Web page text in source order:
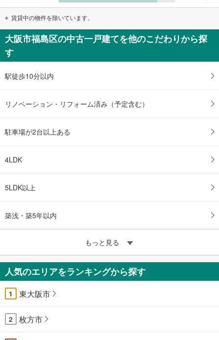
賃貸中の物件を除いています。
大阪市福島区の中古一戸建てを他のこだわりから探
す
駅徒歩10分以内
リノベーション・リフォーム済み（予定含む）
駐車場が2台以上ある
4LDK
5LDK以上
築浅・築5年以内
もっと見る
人気のエリアをランキングから探す
1 東大阪市
2 枚方市